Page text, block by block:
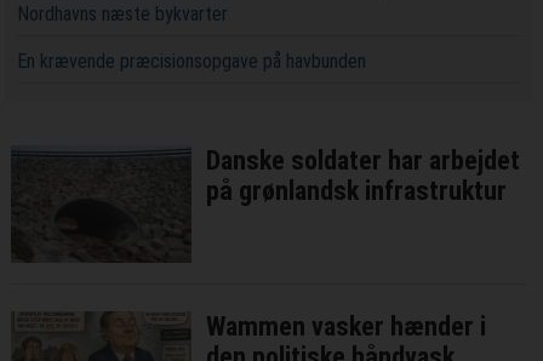
Nordhavns næste bykvarter
En krævende præcisionsopgave på havbunden
Danske soldater har arbejdet
på grønlandsk infrastruktur
Wammen vasker hænder i